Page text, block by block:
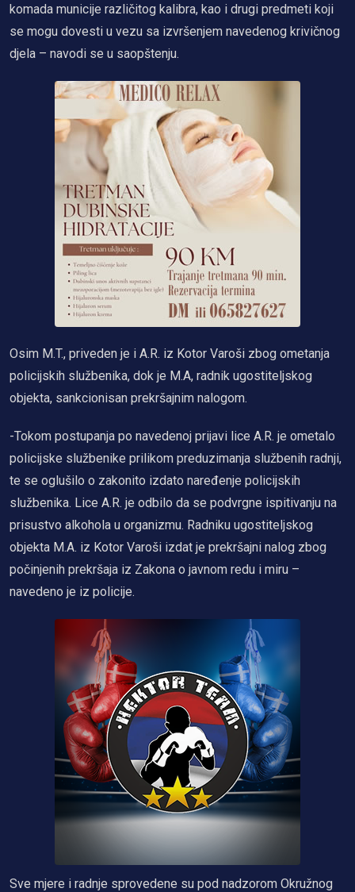
komada municije različitog kalibra, kao i drugi predmeti koji
se mogu dovesti u vezu sa izvršenjem navedenog krivičnog
djela – navodi se u saopštenju.
Osim M.T., priveden je i A.R. iz Kotor Varoši zbog ometanja
policijskih službenika, dok je M.A, radnik ugostiteljskog
objekta, sankcionisan prekršajnim nalogom.
-Tokom postupanja po navedenoj prijavi lice A.R. je ometalo
policijske službenike prilikom preduzimanja službenih radnji,
te se oglušilo o zakonito izdato naređenje policijskih
službenika. Lice A.R. je odbilo da se podvrgne ispitivanju na
prisustvo alkohola u organizmu. Radniku ugostiteljskog
objekta M.A. iz Kotor Varoši izdat je prekršajni nalog zbog
počinjenih prekršaja iz Zakona o javnom redu i miru –
navedeno je iz policije.
Sve mjere i radnje sprovedene su pod nadzorom Okružnog